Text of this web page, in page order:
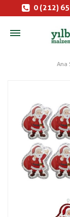
0 (212)
Ana